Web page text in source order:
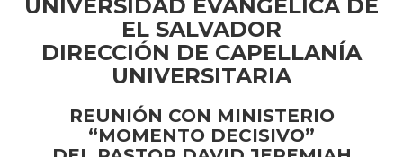
UNIVERSIDAD EVANGÉLICA DE
EL SALVADOR
DIRECCIÓN DE CAPELLANÍA
UNIVERSITARIA
REUNIÓN CON MINISTERIO
“MOMENTO DECISIVO”